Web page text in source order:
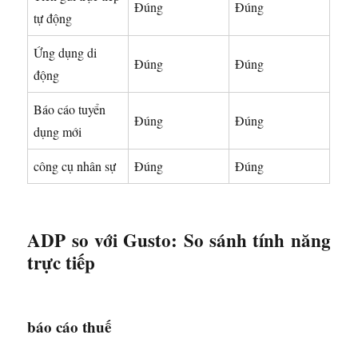
tự động
Đúng Đúng
Ứng dụng di
động
Đúng Đúng
Báo cáo tuyển
dụng mới
Đúng Đúng
công cụ nhân sự Đúng Đúng
ADP so với Gusto: So sánh tính năng
trực tiếp
báo cáo thuế